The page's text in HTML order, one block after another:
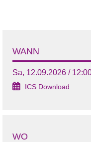
WANN
Sa, 12.09.2026 /
ICS Download
WO